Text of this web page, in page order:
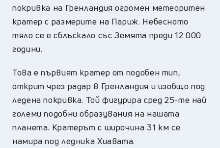
покривка на Гренландия огромен метеоритен
кратер с размерите на Париж. Небесното
тяло се е сблъскало със Земята преди 12 000
години.
Това е първият кратер от подобен тип,
открит чрез радар в Гренландия и изобщо под
ледена покривка. Той фигурира сред 25-те най
големи подобни образувания на нашата
планета. Кратерът с широчина 31 км се
намира под ледника Хиавата.